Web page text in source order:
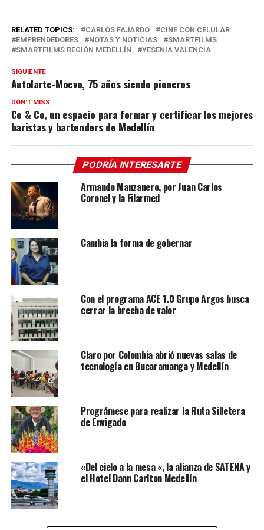
RELATED TOPICS: CARLOS FAJARDO
CINE CON CELULAR
EMPRENDEDORES
NOTAS Y NOTICIAS
SMARTFILMS
SMARTFILMS REGIÓN MEDELLÍN
YESENIA VALENCIA
SIGUIENTE
Autolarte-Moevo, 75 años siendo pioneros
DON'T MISS
Co & Co, un espacio para formar y certificar los mejores
baristas y bartenders de Medellín
PODRÍA INTERESARTE
Armando Manzanero, por Juan Carlos
Coronel y la Filarmed
Cambia la forma de gobernar
Con el programa ACE 1.0 Grupo Argos busca
cerrar la brecha de valor
Claro por Colombia abrió nuevas salas de
tecnología en Bucaramanga y Medellín
Prográmese para realizar la Ruta Silletera
de Envigado
«Del cielo a la mesa «, la alianza de SATENA y
el Hotel Dann Carlton Medellín